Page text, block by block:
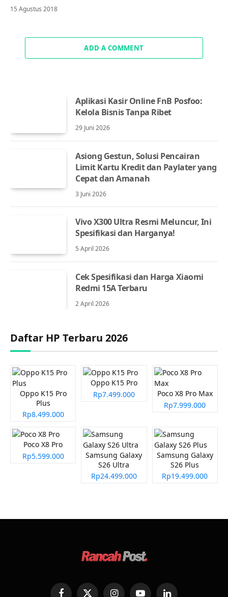
15 Agustus 2018
ADD A COMMENT
Aplikasi Kasir Online FnB Posfoo:
Kelola Bisnis Tanpa Ribet
29 Juni 2026
Asiong Gestun, Solusi Pencairan
Limit Kartu Kredit dan Paylater yang
Cepat dan Amanah
3 Juni 2026
Vivo X300 Ultra Resmi Meluncur, Ini
Spesifikasi dan Harganya!
5 April 2026
Cek Spesifikasi dan Harga Xiaomi
Redmi 15A Terbaru
2 April 2026
Daftar HP Terbaru 2026
Oppo K15 Pro
Plus
Rp8.499.000
Oppo K15 Pro
Rp7.499.000
Poco X8 Pro Max
Rp7.999.000
Poco X8 Pro
Rp5.599.000
Samsung Galaxy
S26 Ultra
Rp24.499.000
Samsung Galaxy
S26 Plus
Rp19.499.000